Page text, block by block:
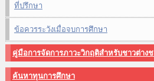
ที่ปรึกษา
ข้อควรระวังเมื่อจบการศึกษา
คู่มือการจัดการภาวะวิกฤติสำหรับชาวต่าง
ค้นหาทุนการศึกษา